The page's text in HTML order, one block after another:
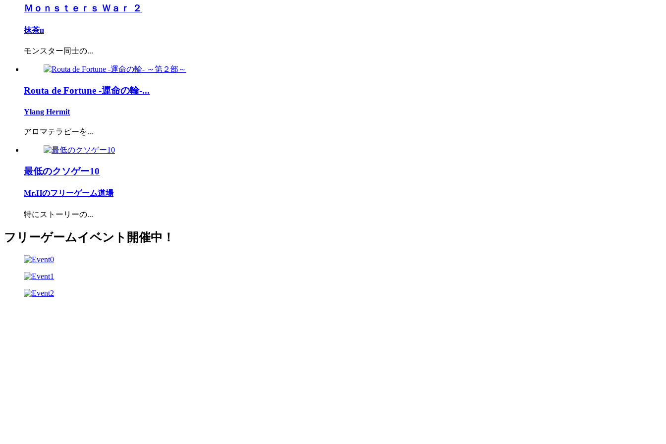
Ｍｏｎｓｔｅｒｓ Ｗａｒ ２
抹茶n
モンスター同士の...
Routa de Fortune -運命の輪-...
Ylang Hermit
アロマテラピーを...
最低のクソゲー10
Mr.Hのフリーゲーム道場
特にストーリーの...
フリーゲームイベント開催中！